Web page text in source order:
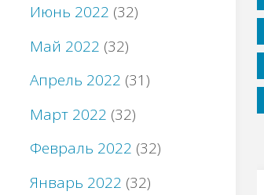
Июнь 2022 (32)
Май 2022 (32)
Апрель 2022 (31)
Март 2022 (32)
Февраль 2022 (32)
Январь 2022 (32)